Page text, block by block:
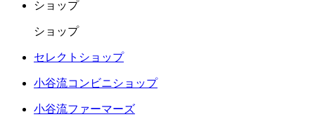
ショップ
ショップ
セレクトショップ
小谷流コンビニショップ
小谷流ファーマーズ